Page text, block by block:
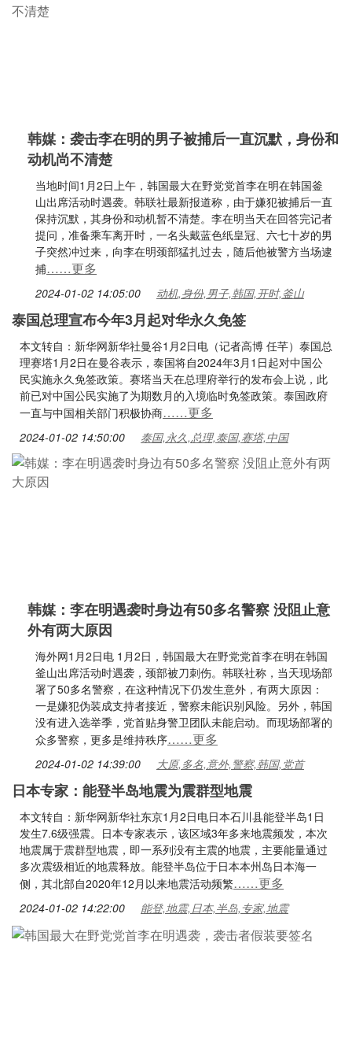
韩媒：袭击李在明的男子被捕后一直沉默，身份和
动机尚不清楚
当地时间1月2日上午，韩国最大在野党党首李在明在韩国釜
山出席活动时遇袭。韩联社最新报道称，由于嫌犯被捕后一直
保持沉默，其身份和动机暂不清楚。李在明当天在回答完记者
提问，准备乘车离开时，一名头戴蓝色纸皇冠、六七十岁的男
子突然冲过来，向李在明颈部猛扎过去，随后他被警方当场逮
捕……更多
2024-01-02 14:05:00 动机,身份,男子,韩国,开时,釜山
泰国总理宣布今年3月起对华永久免签
本文转自：新华网新华社曼谷1月2日电（记者高博 任芊）泰国总
理赛塔1月2日在曼谷表示，泰国将自2024年3月1日起对中国公
民实施永久免签政策。赛塔当天在总理府举行的发布会上说，此
前已对中国公民实施了为期数月的入境临时免签政策。泰国政府
一直与中国相关部门积极协商……更多
2024-01-02 14:50:00 泰国,永久,总理,泰国,赛塔,中国
韩媒：李在明遇袭时身边有50多名警察 没阻止意
外有两大原因
海外网1月2日电 1月2日，韩国最大在野党党首李在明在韩国
釜山出席活动时遇袭，颈部被刀刺伤。韩联社称，当天现场部
署了50多名警察，在这种情况下仍发生意外，有两大原因：
一是嫌犯伪装成支持者接近，警察未能识别风险。另外，韩国
没有进入选举季，党首贴身警卫团队未能启动。而现场部署的
众多警察，更多是维持秩序……更多
2024-01-02 14:39:00 大原,多名,意外,警察,韩国,党首
日本专家：能登半岛地震为震群型地震
本文转自：新华网新华社东京1月2日电日本石川县能登半岛1日
发生7.6级强震。日本专家表示，该区域3年多来地震频发，本次
地震属于震群型地震，即一系列没有主震的地震，主要能量通过
多次震级相近的地震释放。能登半岛位于日本本州岛日本海一
侧，其北部自2020年12月以来地震活动频繁……更多
2024-01-02 14:22:00 能登,地震,日本,半岛,专家,地震